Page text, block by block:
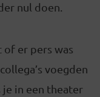
nul doen.
of er pers was
voegden
je in een theater